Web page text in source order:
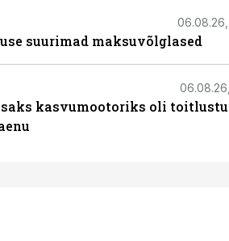
06.08.26,
suurimad maksuvõlglased
kasvumootoriks oli